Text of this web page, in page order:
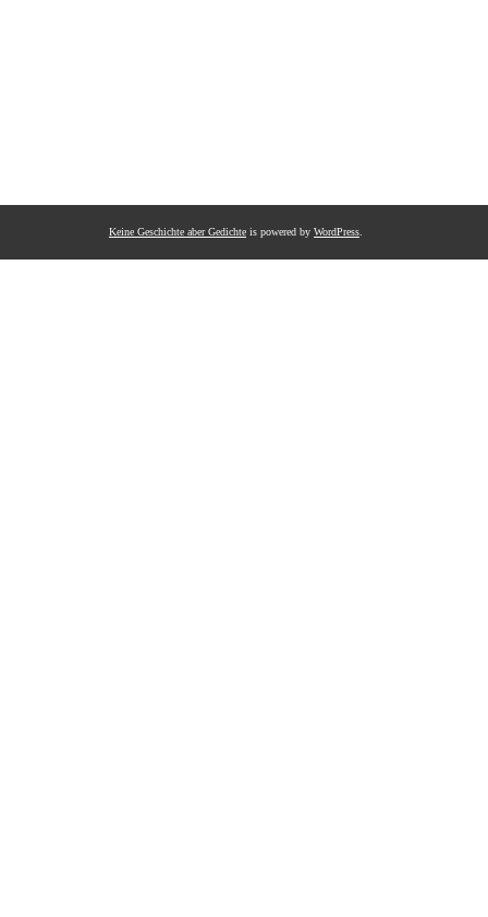
Keine Geschichte aber Gedichte is powered by WordPress